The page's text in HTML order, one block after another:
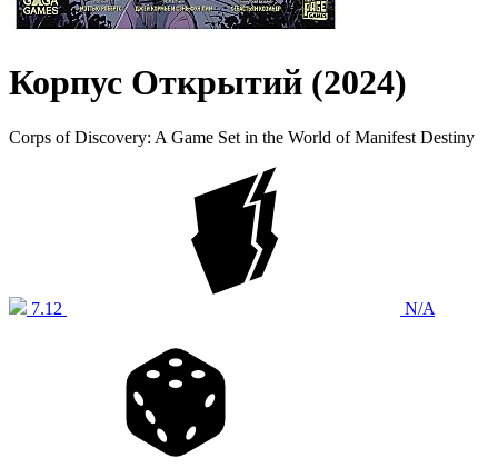
Корпус Открытий (2024)
Corps of Discovery: A Game Set in the World of Manifest Destiny
7.12 N/A